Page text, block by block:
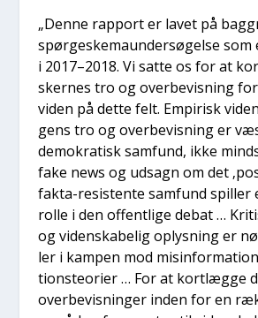
„Den­ne rap­port er lavet på
spør­ge­ske­maun­der­sø­gel­se
i 2017–2018. Vi sat­te os for at
sker­nes tro og over­be­vis­ning
viden på det­te felt. Empi­risk
gens tro og over­be­vis­ning er
demo­kra­tisk sam­fund, ikke
fake news og udsagn om det
fak­ta-resi­sten­te sam­fund spil­ler
rol­le i den offent­li­ge debat …
og viden­ska­be­lig oplys­ning er
ler i kam­pen mod
tions­te­o­ri­er … For at kort­læg­ge
over­be­vis­nin­ger inden for en